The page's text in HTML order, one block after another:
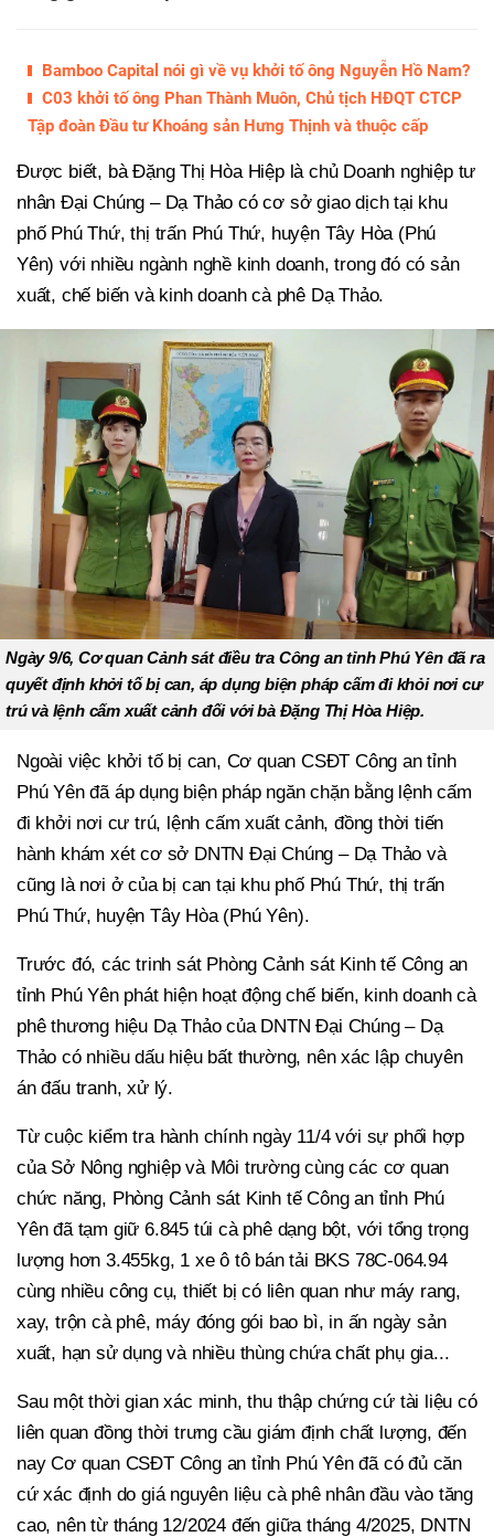
Bamboo Capital nói gì về vụ khởi tố ông Nguyễn Hồ Nam?
C03 khởi tố ông Phan Thành Muôn, Chủ tịch HĐQT CTCP
Tập đoàn Đầu tư Khoáng sản Hưng Thịnh và thuộc cấp
Được biết, bà Đặng Thị Hòa Hiệp là chủ Doanh nghiệp tư
nhân Đại Chúng – Dạ Thảo có cơ sở giao dịch tại khu
phố Phú Thứ, thị trấn Phú Thứ, huyện Tây Hòa (Phú
Yên) với nhiều ngành nghề kinh doanh, trong đó có sản
xuất, chế biến và kinh doanh cà phê Dạ Thảo.
Ngày 9/6, Cơ quan Cảnh sát điều tra Công an tỉnh Phú Yên đã ra
quyết định khởi tố bị can, áp dụng biện pháp cấm đi khỏi nơi cư
trú và lệnh cấm xuất cảnh đối với bà Đặng Thị Hòa Hiệp.
Ngoài việc khởi tố bị can, Cơ quan CSĐT Công an tỉnh
Phú Yên đã áp dụng biện pháp ngăn chặn bằng lệnh cấm
đi khởi nơi cư trú, lệnh cấm xuất cảnh, đồng thời tiến
hành khám xét cơ sở DNTN Đại Chúng – Dạ Thảo và
cũng là nơi ở của bị can tại khu phố Phú Thứ, thị trấn
Phú Thứ, huyện Tây Hòa (Phú Yên).
Trước đó, các trinh sát Phòng Cảnh sát Kinh tế Công an
tỉnh Phú Yên phát hiện hoạt động chế biến, kinh doanh cà
phê thương hiệu Dạ Thảo của DNTN Đại Chúng – Dạ
Thảo có nhiều dấu hiệu bất thường, nên xác lập chuyên
án đấu tranh, xử lý.
Từ cuộc kiểm tra hành chính ngày 11/4 với sự phối hợp
của Sở Nông nghiệp và Môi trường cùng các cơ quan
chức năng, Phòng Cảnh sát Kinh tế Công an tỉnh Phú
Yên đã tạm giữ 6.845 túi cà phê dạng bột, với tổng trọng
lượng hơn 3.455kg, 1 xe ô tô bán tải BKS 78C-064.94
cùng nhiều công cụ, thiết bị có liên quan như máy rang,
xay, trộn cà phê, máy đóng gói bao bì, in ấn ngày sản
xuất, hạn sử dụng và nhiều thùng chứa chất phụ gia...
Sau một thời gian xác minh, thu thập chứng cứ tài liệu có
liên quan đồng thời trưng cầu giám định chất lượng, đến
nay Cơ quan CSĐT Công an tỉnh Phú Yên đã có đủ căn
cứ xác định do giá nguyên liệu cà phê nhân đầu vào tăng
cao, nên từ tháng 12/2024 đến giữa tháng 4/2025, DNTN